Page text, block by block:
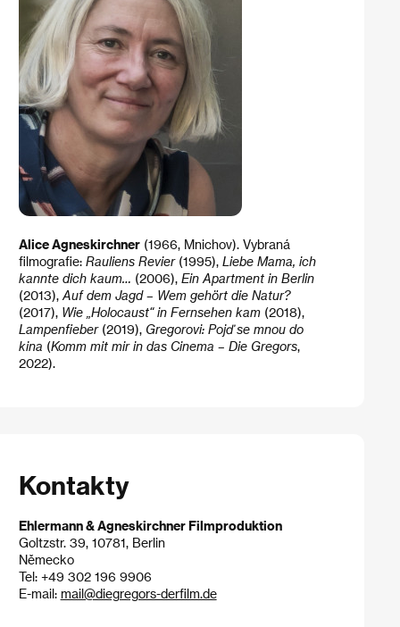
Alice Agneskirchner(1966, Mnichov). Vybraná
filmografie: Rauliens Revier(1995), Liebe Mama, ich
kannte dich kaum… (2006), Ein Apartment in Berlin
(2013),Auf dem Jagd – Wem gehört die Natur?
(2017), Wie „Holocaust“ in Fernsehen kam(2018),
Lampenfieber(2019), Gregorovi: Pojď se mnou do
kina (Komm mit mir in das Cinema – Die​ Gregors,
2022).
Kontakty
Ehlermann & Agneskirchner Filmproduktion
Goltzstr. 39, 10781, Berlin
Německo
Tel: +49 302 196 9906
E-mail: mail@diegregors-derfilm.de